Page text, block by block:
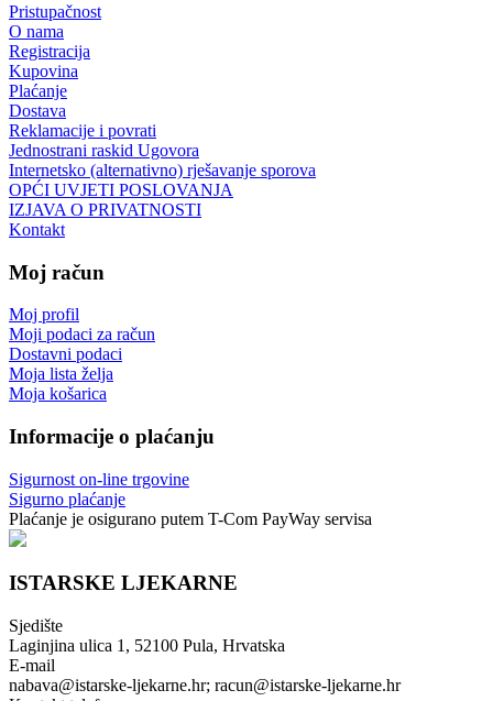
Pristupačnost
O nama
Registracija
Kupovina
Plaćanje
Dostava
Reklamacije i povrati
Jednostrani raskid Ugovora
Internetsko (alternativno) rješavanje sporova
OPĆI UVJETI POSLOVANJA
IZJAVA O PRIVATNOSTI
Kontakt
Moj račun
Moj profil
Moji podaci za račun
Dostavni podaci
Moja lista želja
Moja košarica
Informacije o plaćanju
Sigurnost on-line trgovine
Sigurno plaćanje
Plaćanje je osigurano putem T-Com PayWay servisa
ISTARSKE LJEKARNE
Sjedište
Laginjina ulica 1, 52100 Pula, Hrvatska
E-mail
nabava@istarske-ljekarne.hr; racun@istarske-ljekarne.hr